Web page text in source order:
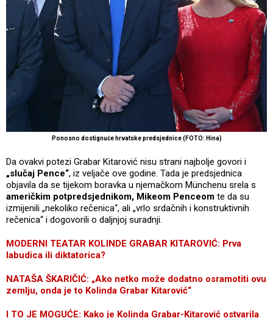
Ponosno dostignuće hrvatske predsjednice (FOTO: Hina)
Da ovakvi potezi Grabar Kitarović nisu strani najbolje govori i
„slučaj Pence“, iz veljače ove godine. Tada je predsjednica
objavila da se tijekom boravka u njemačkom Münchenu srela s
američkim potpredsjednikom, Mikeom Penceom te da su
izmijenili „nekoliko rečenica“, ali „vrlo srdačnih i konstruktivnih
rečenica“ i dogovorili o daljnjoj suradnji.
MODERNI TEATAR KOLINDE GRABAR KITAROVIĆ: Prva
labudica ili diktatorica?
NATAŠA ŠKARIČIĆ: „Ako netko može dodatno osramotiti ovu
zemlju, onda je to Kolinda Grabar Kitarović“
I TO JE MOGUĆE: Kako je Kolinda Grabar-Kitarović ostvarila